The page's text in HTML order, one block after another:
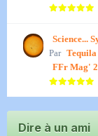
Science...
Par
FFr Mag'
Dire à un ami